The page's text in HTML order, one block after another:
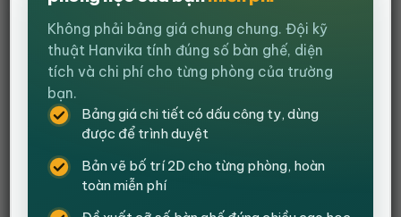
Không phải bảng giá chung chung. Đội kỹ
thuật Hanvika tính đúng số bàn ghế, diện
tích và chi phí cho từng phòng của trường
bạn.
Bảng giá chi tiết có dấu công ty, dùng
được để trình duyệt
Bản vẽ bố trí 2D cho từng phòng, hoàn
toàn miễn phí